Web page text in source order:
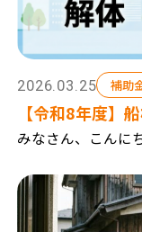
2026.03.25 補助
【令和8年度】
去助成はどうな
みなさん、こんに
す。 前回の千葉市
橋市」の解体関